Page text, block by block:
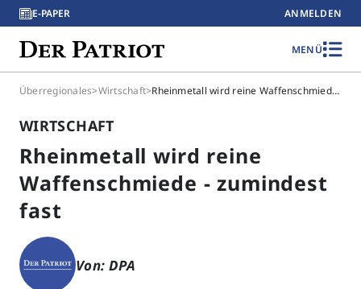
E-PAPER ANMELDEN
MENÜ
Überregionales>Wirtschaft> Rheinmetall wird reine Waffenschmiede - zumindest fast
WIRTSCHAFT
Rheinmetall wird reine
Waffenschmiede - zumindest
fast
Von: DPA